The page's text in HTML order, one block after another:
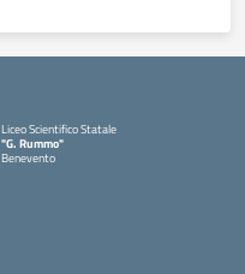
Liceo Scientifico Statale
"G. Rummo"
Benevento